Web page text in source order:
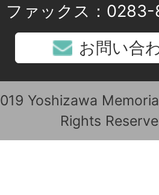
ファックス：
お問い合
Yoshizawa
Rights